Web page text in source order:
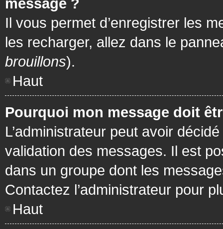
Il vous permet d’enregistrer les
les recharger, allez dans le
brouillons).
Haut
Pourquoi mon message doit
L’administrateur peut avoir
validation des messages. Il est
dans un groupe dont les
Contactez l’administrateur pour
Haut